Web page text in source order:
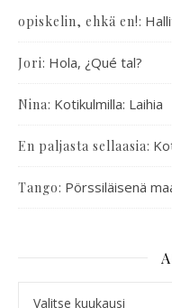
opiskelin, ehkä en!:
Jori: Hola, ¿Qué tal?
Nina: Kotikulmilla: Laihia
En paljasta sellaasia:
Tango: Pörssiläisenä